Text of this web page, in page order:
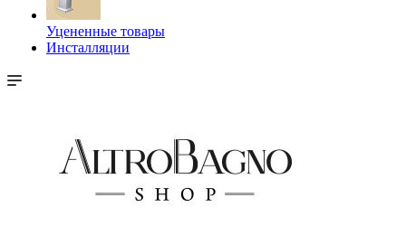
Уцененные товары
Инсталляции